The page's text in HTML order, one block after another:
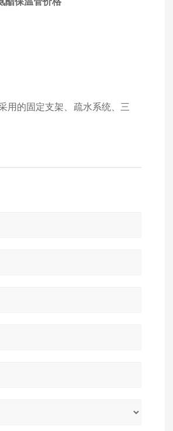
用的固定支架、疏水系统、三